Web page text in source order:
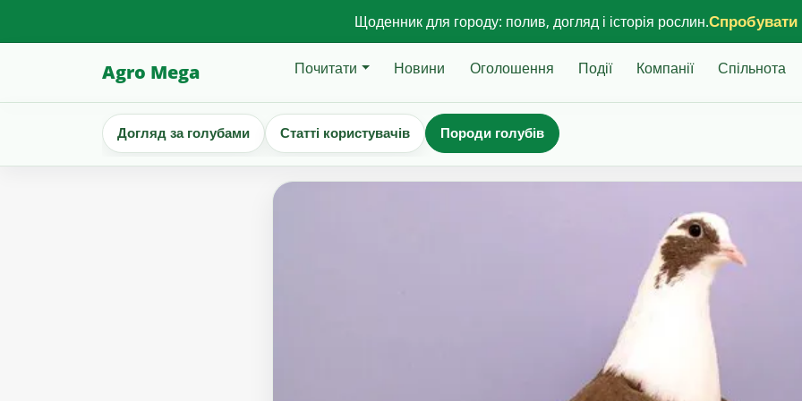
Щоденник для городу: полив, догляд і історія рослин.
Agro Mega Почитати Новини Оголошення Події Компанії Спільнота
Догляд за голубами Статті користувачів Породи голубів